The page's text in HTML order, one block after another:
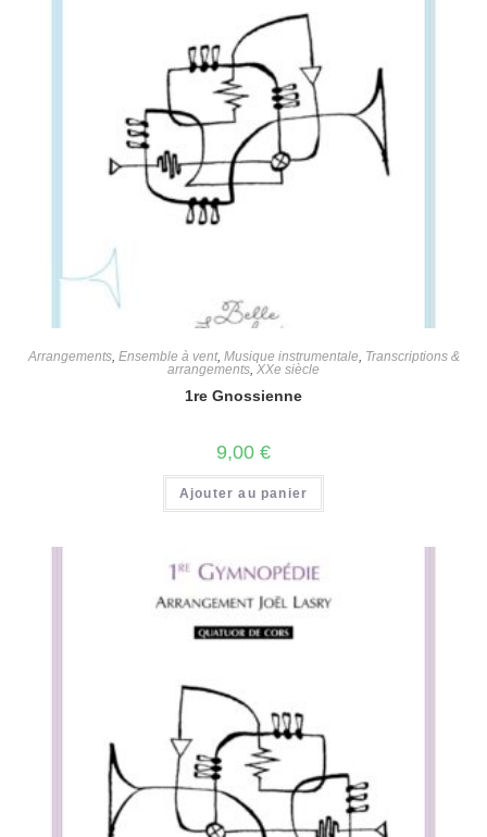
Arrangements, Ensemble à vent, Musique instrumentale, Transcriptions &
arrangements, XXe siècle
1re Gnossienne
9,00 €
Ajouter au panier